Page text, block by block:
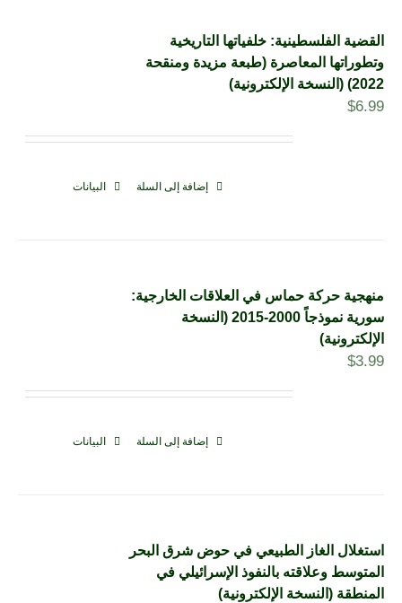
القضية الفلسطينية: خلفياتها التاريخية
وتطوراتها المعاصرة (طبعة مزيدة ومنقحة
2022) (النسخة الإلكترونية)
$6.99
إضافة إلى السلة البيانات
منهجية حركة حماس في العلاقات الخارجية:
سورية نموذجاً 2000-2015 (النسخة
الإلكترونية)
$3.99
إضافة إلى السلة البيانات
استغلال الغاز الطبيعي في حوض شرق البحر
المتوسط وعلاقته بالنفوذ الإسرائيلي في
المنطقة (النسخة الإلكترونية)